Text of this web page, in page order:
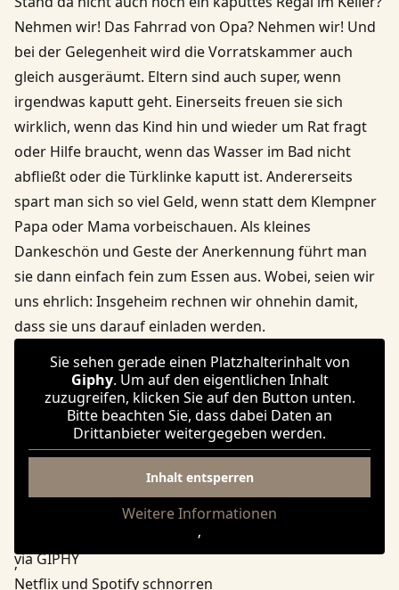
Nehmen wir! Das Fahrrad von Opa? Nehmen wir! Und
bei der Gelegenheit wird die Vorratskammer auch
gleich ausgeräumt. Eltern sind auch super, wenn
irgendwas kaputt geht. Einerseits freuen sie sich
wirklich, wenn das Kind hin und wieder um Rat fragt
oder Hilfe braucht, wenn das Wasser im Bad nicht
abfließt oder die Türklinke kaputt ist. Andererseits
spart man sich so viel Geld, wenn statt dem Klempner
Papa oder Mama vorbeischauen. Als kleines
Dankeschön und Geste der Anerkennung führt man
sie dann einfach fein zum Essen aus. Wobei, seien wir
uns ehrlich: Insgeheim rechnen wir ohnehin damit,
dass sie uns darauf einladen werden.
Sie sehen gerade einen Platzhalterinhalt von
Giphy. Um auf den eigentlichen Inhalt
zuzugreifen, klicken Sie auf den Button unten.
Bitte beachten Sie, dass dabei Daten an
Drittanbieter weitergegeben werden.
Inhalt entsperren
Weitere Informationen
‚
‚via GIPHY
Netflix und Spotify schnorren